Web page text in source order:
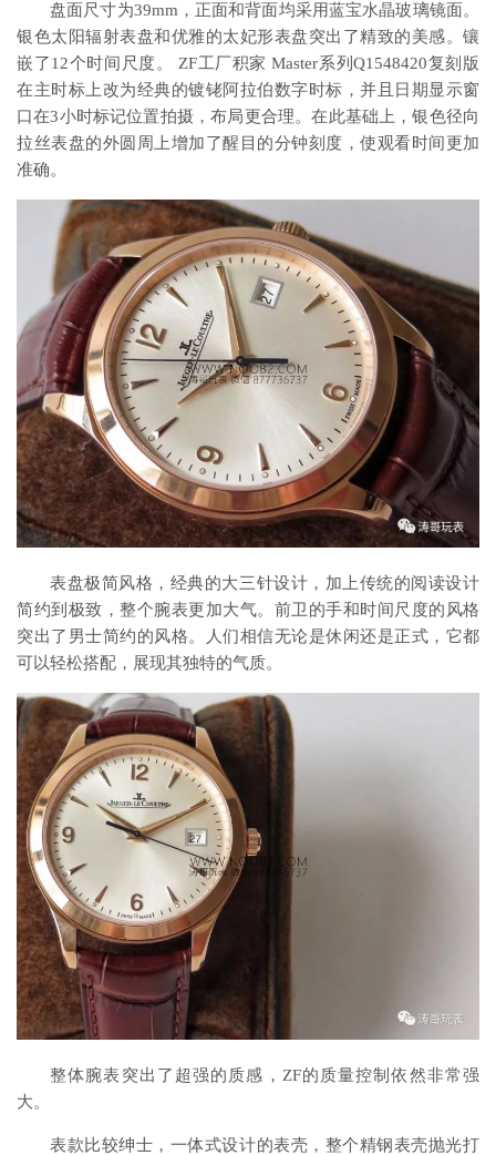
盘面尺寸为39mm，正面和背面均采用蓝宝水晶玻璃镜面。
银色太阳辐射表盘和优雅的太妃形表盘突出了精致的美感。镶
嵌了12个时间尺度。 ZF工厂积家 Master系列Q1548420复刻版
在主时标上改为经典的镀铑阿拉伯数字时标，并且日期显示窗
口在3小时标记位置拍摄，布局更合理。在此基础上，银色径向
拉丝表盘的外圆周上增加了醒目的分钟刻度，使观看时间更加
准确。
表盘极简风格，经典的大三针设计，加上传统的阅读设计
简约到极致，整个腕表更加大气。前卫的手和时间尺度的风格
突出了男士简约的风格。人们相信无论是休闲还是正式，它都
可以轻松搭配，展现其独特的气质。
整体腕表突出了超强的质感，ZF的质量控制依然非常强
大。
表款比较绅士，一体式设计的表壳，整个精钢表壳抛光打